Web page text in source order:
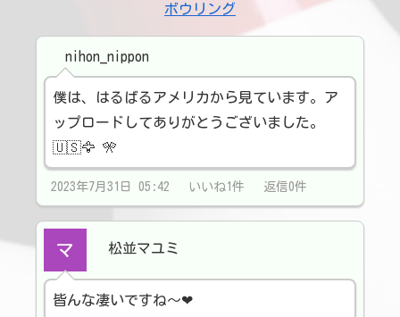
ボウリング
nihon_nippon
僕は、はるばるアメリカから見ています。ア
ップロードしてありがとうございました。
🇺🇸🦅 🎌
2023年7月31日 05:42 いいね1件 返信0件
松並マユミ
皆んな凄いですね～❤